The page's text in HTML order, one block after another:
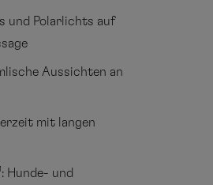
und Polarlichts auf
Aussichten an
mit langen
: Hunde- und